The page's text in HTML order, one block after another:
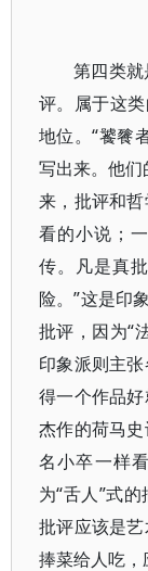
第四类
评。属于这
地位。“饕餮
写出来。他
来，批评和
看的小说；
传。凡是真
险。”这是印
批评，因为“
印象派则主
得一个作品
杰作的荷马
名小卒一样
为“舌人”式
批评应该是
捧菜给人吃，